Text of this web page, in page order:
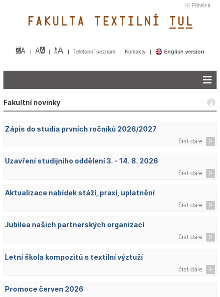
Přihlásit
FAKULTA TEXTILNÍ TUL&
Telefonní seznam Kontakty English version
Fakultní novinky
Zápis do studia prvních ročníků 2026/2027
číst dále
Uzavření studijního oddělení 3. - 14. 8. 2026
číst dále
Aktualizace nabídek stáží, praxí, uplatnění
číst dále
Jubilea našich partnerských organizací
číst dále
Letní škola kompozitů s textilní výztuží
číst dále
Promoce červen 2026